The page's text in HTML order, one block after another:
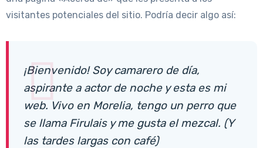
visitantes potenciales del sitio. Podría decir algo así:
¡Bienvenido! Soy camarero de día,
aspirante a actor de noche y esta es mi
web. Vivo en Morelia, tengo un perro que
se llama Firulais y me gusta el mezcal. (Y
las tardes largas con café)